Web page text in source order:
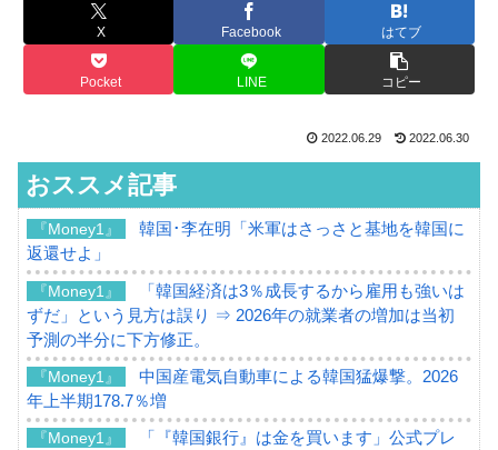
X Facebook はてブ
Pocket LINE コピー
2022.06.29 2022.06.30
おススメ記事
『Money1』
韓国･李在明「米軍はさっさと基地を韓国に
返還せよ」
『Money1』
「韓国経済は3％成長するから雇用も強いは
ずだ」という見方は誤り ⇒ 2026年の就業者の増加は当初
予測の半分に下方修正。
『Money1』
中国産電気自動車による韓国猛爆撃。2026
年上半期178.7％増
『Money1』
「『韓国銀行』は金を買います」公式プレ